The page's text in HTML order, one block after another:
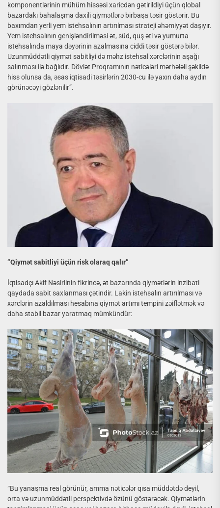
komponentlərinin mühüm hissəsi xaricdən gətirildiyi üçün qlobal
bazardakı bahalaşma daxili qiymətlərə birbaşa təsir göstərir. Bu
baxımdan yerli yem istehsalının artırılması strateji əhəmiyyət daşıyır.
Yem istehsalının genişləndirilməsi ət, süd, quş əti və yumurta
istehsalında maya dəyərinin azalmasına ciddi təsir göstərə bilər.
Uzunmüddətli qiymət sabitliyi də məhz istehsal xərclərinin aşağı
salınması ilə bağlıdır. Dövlət Proqramının nəticələri mərhələli şəkildə
hiss olunsa da, əsas iqtisadi təsirlərin 2030-cu ilə yaxın daha aydın
görünəcəyi gözlənilir”.
“Qiymət sabitliyi üçün risk olaraq qalır”
İqtisadçı Akif Nəsirlinin fikrincə, ət bazarında qiymətlərin inzibati
qaydada sabit saxlanması çətindir. Lakin istehsalın artırılması və
xərclərin azaldılması hesabına qiymət artımı tempini zəiflətmək və
daha stabil bazar yaratmaq mümkündür:
“Bu yanaşma real görünür, amma nəticələr qısa müddətdə deyil,
orta və uzunmüddətli perspektivdə özünü göstərəcək. Qiymətlərin